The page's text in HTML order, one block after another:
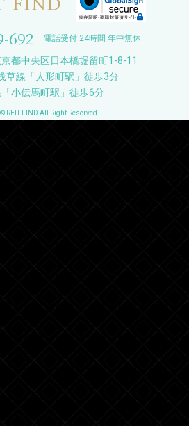
692 電話受付 24時間 年中無休
都中央区日本橋堀留町1-8-11
草線「人形町駅」徒歩3分
小伝馬町駅」徒歩6分
REIT FIND All Right Reserved.